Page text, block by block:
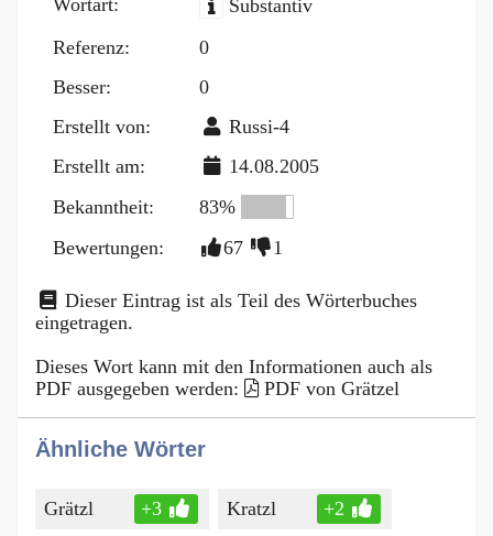
Substantiv
Referenz:
0
Besser:
0
Erstellt von:
Russi-4
Erstellt am:
14.08.2005
Bekanntheit:
83%
Bewertungen:
67 1
Dieser Eintrag ist als Teil des Wörterbuches
eingetragen.
Dieses Wort kann mit den Informationen auch als
PDF ausgegeben werden:
PDF von Grätzel
Ähnliche Wörter
Grätzl +3 Kratzl +2